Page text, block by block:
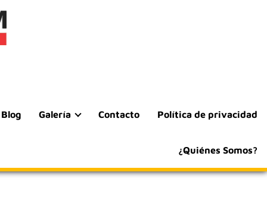
Blog Galería Contacto Política de privacidad
¿Quiénes Somos?